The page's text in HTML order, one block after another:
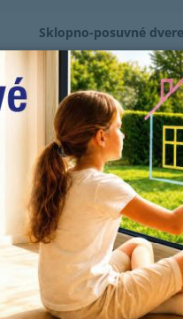
Sklopno-posuvné dvere
okná do
okien naozaj
pri výbere okien
zásadný vplyv na